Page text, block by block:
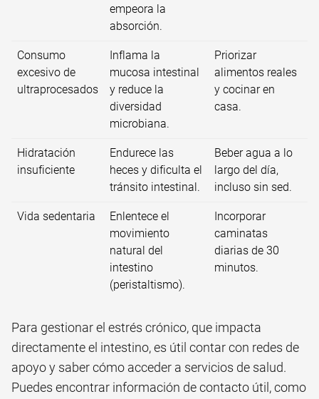
empeora la
absorción.
Consumo
excesivo de
ultraprocesados
Inflama la
mucosa intestinal
y reduce la
diversidad
microbiana.
Priorizar
alimentos reales
y cocinar en
casa.
Hidratación
insuficiente
Endurece las
heces y dificulta el
tránsito intestinal.
Beber agua a lo
largo del día,
incluso sin sed.
Vida sedentaria
Enlentece el
movimiento
natural del
intestino
(peristaltismo).
Incorporar
caminatas
diarias de 30
minutos.
Para gestionar el estrés crónico, que impacta
directamente el intestino, es útil contar con redes de
apoyo y saber cómo acceder a servicios de salud.
Puedes encontrar información de contacto útil, como